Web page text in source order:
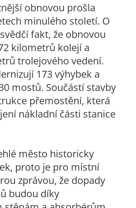
obnovou prošla
minulého století. O
fakt, že obnovou
kilometrů kolejí a
trolejového vedení.
173 výhybek a
mostů. Součástí stavby
přemostění, která
nákladní části stanice
město historicky
proto je pro místní
zprávou, že dopady
budou díky